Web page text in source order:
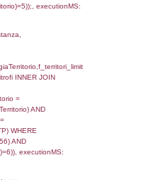
JOIN ((el_comuni
=
INNER JOIN
=
=